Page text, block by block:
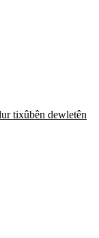
tixûbên dewletên